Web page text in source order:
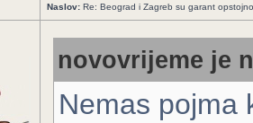
Naslov: Re: Beograd i Zagreb su garant
novovrijeme je
Nemas pojma